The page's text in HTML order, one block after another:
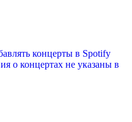
концерты в Spotify
о концертах не указаны в